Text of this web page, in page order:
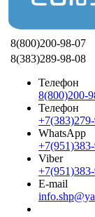
8(800)200-98-07
8(383)289-98-08
Телефон
8(800)200-
Телефон
WhatsApp
Viber
E-mail